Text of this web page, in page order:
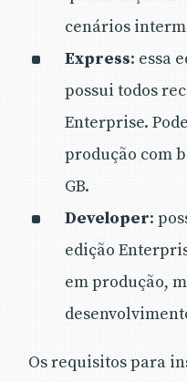
cenários
Express: essa
possui todos
Enterprise.
produção com
GB.
Developer:
edição
em produção,
Os requisitos para